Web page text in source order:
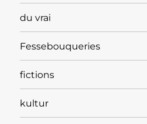
du vrai
Fessebouqueries
fictions
kultur